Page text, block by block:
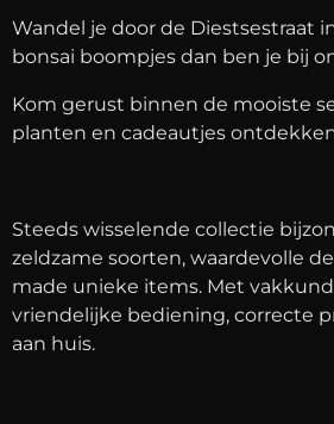
Wandel je door de Diestsestraat
bonsai boompjes dan ben je bij
Kom gerust binnen de mooiste
planten en cadeautjes
Steeds wisselende collectie
zeldzame soorten, waardevolle
made unieke items. Met
vriendelijke bediening, correcte
aan huis.